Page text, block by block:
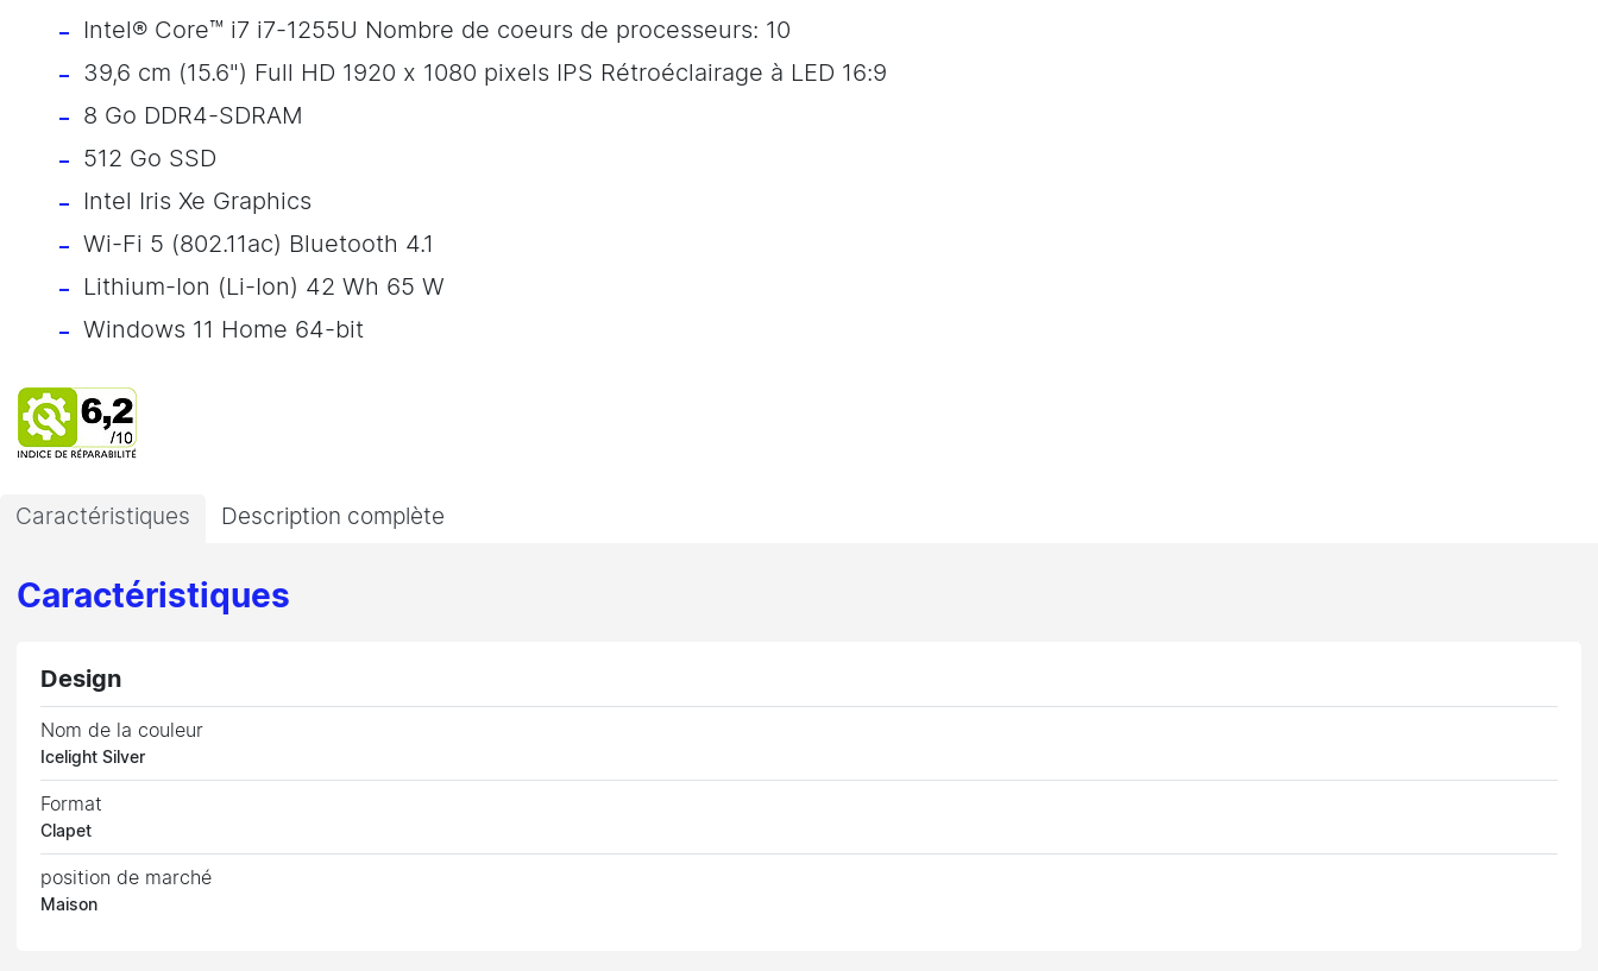
Intel® Core™ i7 i7-1255U Nombre de coeurs de processeurs: 10
39,6 cm (15.6") Full HD 1920 x 1080 pixels IPS Rétroéclairage à LED 16:9
8 Go DDR4-SDRAM
512 Go SSD
Intel Iris Xe Graphics
Wi-Fi 5 (802.11ac) Bluetooth 4.1
Lithium-Ion (Li-Ion) 42 Wh 65 W
Windows 11 Home 64-bit
Caractéristiques Description complète
Caractéristiques
Design
Nom de la couleur
Icelight Silver
Format
Clapet
position de marché
Maison